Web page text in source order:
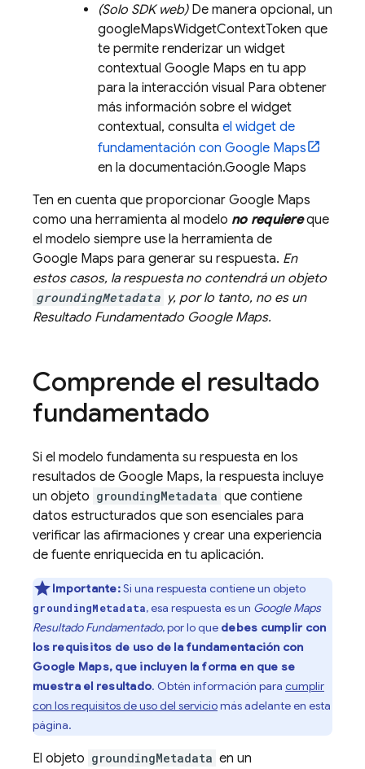
(Solo SDK web)De manera opcional, un
googleMapsWidgetContextToken que
te permite renderizar un widget
contextual Google Maps en tu app
para la interacción visual Para obtener
más información sobre el widget
contextual, consulta el widget de
fundamentación con Google Maps
en la documentación.Google Maps
Ten en cuenta que proporcionar Google Maps
como una herramienta al modelo no requiereque
el modelo siempre use la herramienta de
Google Maps para generar su respuesta. En
estos casos, la respuesta no contendrá un objeto
groundingMetadata y, por lo tanto, no es un
Resultado Fundamentado Google Maps.
Comprende el resultado
fundamentado
Si el modelo fundamenta su respuesta en los
resultados de Google Maps, la respuesta incluye
un objeto groundingMetadata que contiene
datos estructurados que son esenciales para
verificar las afirmaciones y crear una experiencia
de fuente enriquecida en tu aplicación.
Importante:Si una respuesta contiene un objeto
groundingMetadata, esa respuesta es un Google Maps
Resultado Fundamentado, por lo que debes cumplir con
los requisitos de uso de la fundamentación con
Google Maps, que incluyen la forma en que se
muestra el resultado. Obtén información para cumplir
con los requisitos de uso del serviciomás adelante en esta
página.
El objeto groundingMetadata en un